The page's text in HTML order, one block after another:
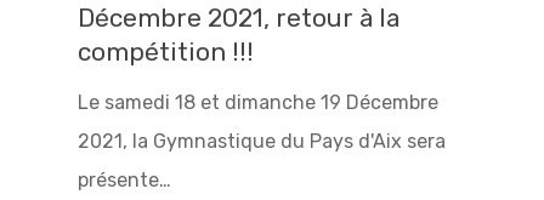
Décembre 2021, retour à la
compétition !!!
Le samedi 18 et dimanche 19 Décembre
2021, la Gymnastique du Pays d'Aix sera
présente…